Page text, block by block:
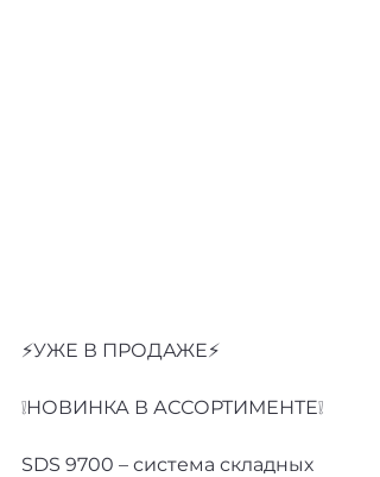
⚡️УЖЕ В ПРОДАЖЕ⚡️
❕НОВИНКА В АССОРТИМЕНТЕ❕
SDS 9700 – система складных